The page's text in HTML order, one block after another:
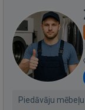
Piedāvāju